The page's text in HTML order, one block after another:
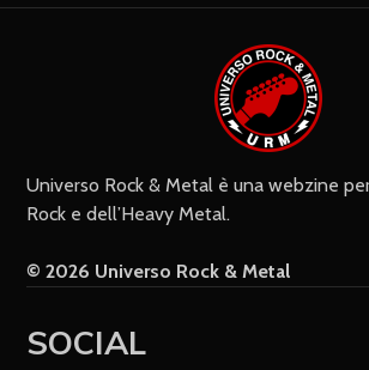
Do il mio consenso
cookie salvi i miei dati
sito web) per il prossimo
Universo Rock & Metal è una webzine
Rock e dell’Heavy Metal.
© 2026 Universo Rock & Metal
SOCIAL